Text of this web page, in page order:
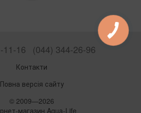
11-16 (044) 344-26-96
Контакти
Повна версія сайту
© 2009—2026
магазин Aqua-Life